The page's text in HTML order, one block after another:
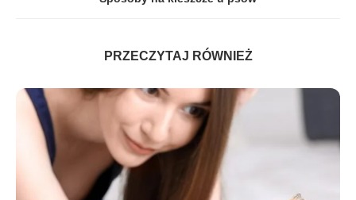
PRZECZYTAJ RÓWNIEŻ